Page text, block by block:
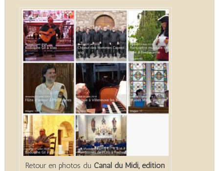
Retour en photos du Canal du Midi, édition